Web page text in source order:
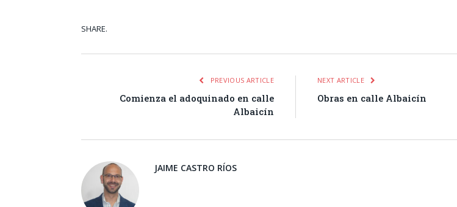
SHARE.
PREVIOUS ARTICLE
Comienza el adoquinado en calle
Albaicín
NEXT ARTICLE
Obras en calle Albaicín
JAIME CASTRO RÍOS